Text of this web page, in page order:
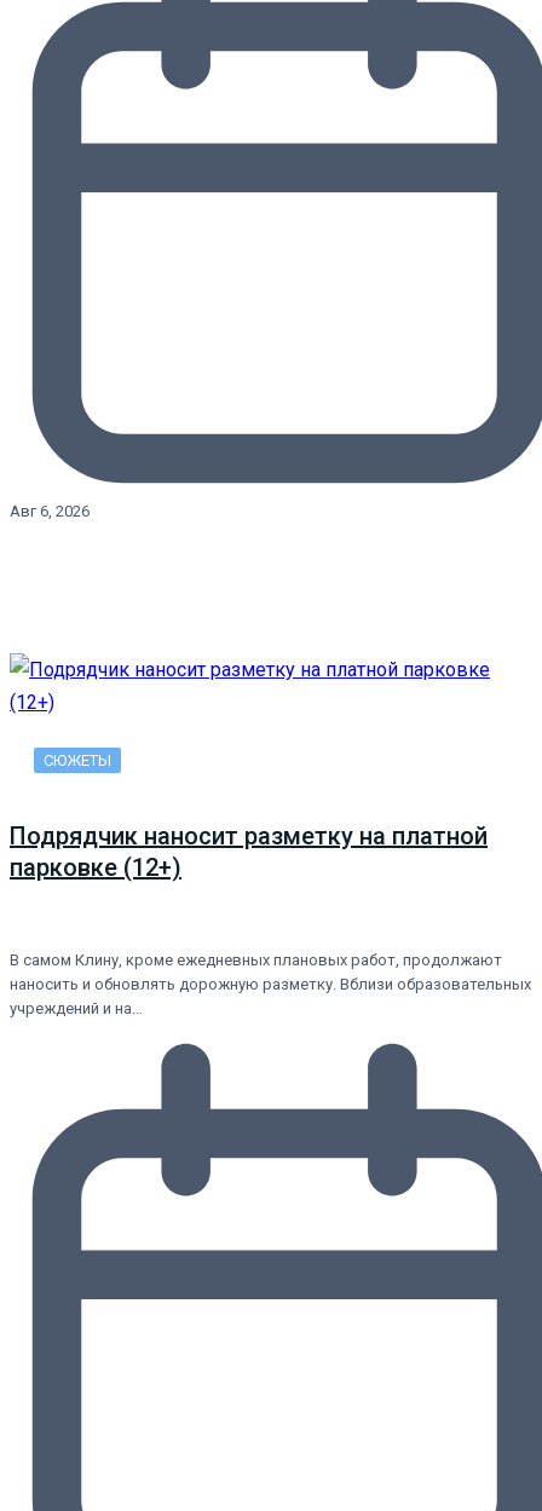
Авг 6, 2026
СЮЖЕТЫ
Подрядчик наносит разметку на платной
парковке (12+)
В самом Клину, кроме ежедневных плановых работ, продолжают
наносить и обновлять дорожную разметку. Вблизи образовательных
учреждений и на…